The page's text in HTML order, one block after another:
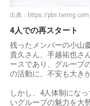
出典： https://pbs.twimg.com
4人での再スタート
残ったメンバーの小山
貴久さん、手越祐也さ
ースであり、グループ
の活動に、不安も大き
しかし、4人体制にな
いグループの魅力を大